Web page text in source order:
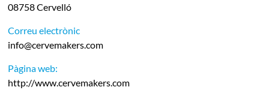
08758 Cervelló
Correu electrònic
info@cervemakers.com
Pàgina web:
http://www.cervemakers.com